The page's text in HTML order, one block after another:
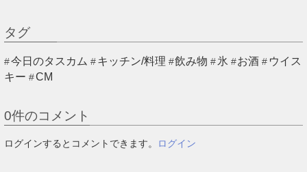
タグ
今日のタスカム キッチン/料理 飲み物 氷 お酒
ウイス
キー
CM
0件のコメント
ログインするとコメントできます。 ログイン